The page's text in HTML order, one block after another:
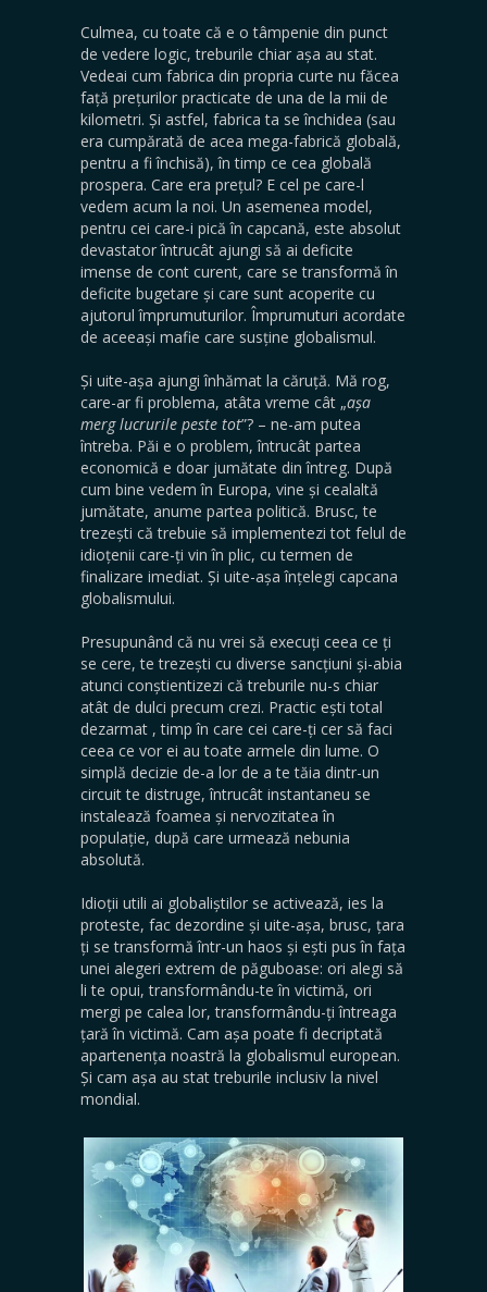
Culmea, cu toate că e o tâmpenie din punct
de vedere logic, treburile chiar așa au stat.
Vedeai cum fabrica din propria curte nu făcea
față prețurilor practicate de una de la mii de
kilometri. Și astfel, fabrica ta se închidea (sau
era cumpărată de acea mega-fabrică globală,
pentru a fi închisă), în timp ce cea globală
prospera. Care era prețul? E cel pe care-l
vedem acum la noi. Un asemenea model,
pentru cei care-i pică în capcană, este absolut
devastator întrucât ajungi să ai deficite
imense de cont curent, care se transformă în
deficite bugetare și care sunt acoperite cu
ajutorul împrumuturilor. Împrumuturi acordate
de aceeași mafie care susține globalismul.
Și uite-așa ajungi înhămat la căruță. Mă rog,
care-ar fi problema, atâta vreme cât „așa
merg lucrurile peste tot”? – ne-am putea
întreba. Păi e o problem, întrucât partea
economică e doar jumătate din întreg. După
cum bine vedem în Europa, vine și cealaltă
jumătate, anume partea politică. Brusc, te
trezești că trebuie să implementezi tot felul de
idioțenii care-ți vin în plic, cu termen de
finalizare imediat. Și uite-așa înțelegi capcana
globalismului.
Presupunând că nu vrei să execuți ceea ce ți
se cere, te trezești cu diverse sancțiuni și-abia
atunci conștientizezi că treburile nu-s chiar
atât de dulci precum crezi. Practic ești total
dezarmat , timp în care cei care-ți cer să faci
ceea ce vor ei au toate armele din lume. O
simplă decizie de-a lor de a te tăia dintr-un
circuit te distruge, întrucât instantaneu se
instalează foamea și nervozitatea în
populație, după care urmează nebunia
absolută.
Idioții utili ai globaliștilor se activează, ies la
proteste, fac dezordine și uite-așa, brusc, țara
ți se transformă într-un haos și ești pus în fața
unei alegeri extrem de păguboase: ori alegi să
li te opui, transformându-te în victimă, ori
mergi pe calea lor, transformându-ți întreaga
țară în victimă. Cam așa poate fi decriptată
apartenența noastră la globalismul european.
Și cam așa au stat treburile inclusiv la nivel
mondial.